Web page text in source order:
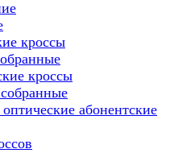
кроссы
кроссы
абонентские